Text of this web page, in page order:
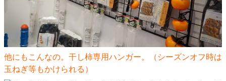
他にもこんなの。干し柿専用ハンガー。（シーズンオフ時は
玉ねぎ等もかけられる）